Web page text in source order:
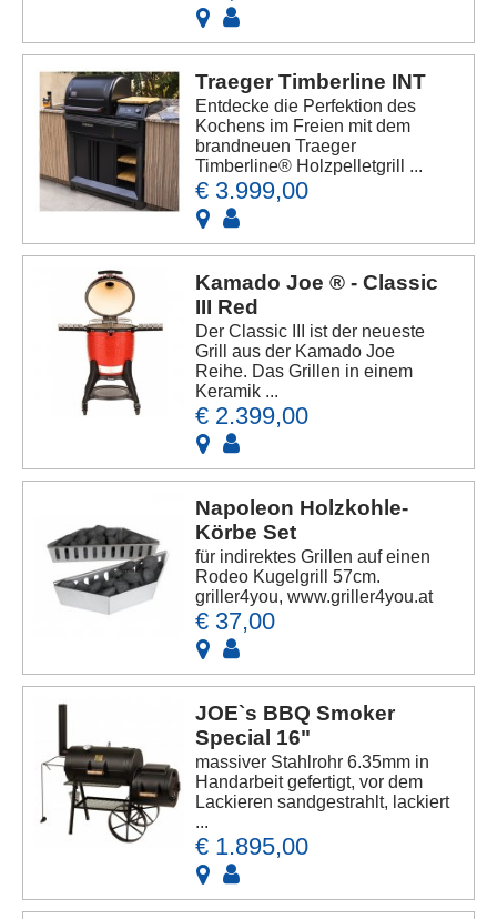
Traeger Timberline INT
Entdecke die Perfektion des
Kochens im Freien mit dem
brandneuen Traeger
Timberline® Holzpelletgrill ...
€ 3.999,00
Kamado Joe ® - Classic
III Red
Der Classic III ist der neueste
Grill aus der Kamado Joe
Reihe. Das Grillen in einem
Keramik ...
€ 2.399,00
Napoleon Holzkohle-
Körbe Set
für indirektes Grillen auf einen
Rodeo Kugelgrill 57cm.
griller4you, www.griller4you.at
€ 37,00
JOE`s BBQ Smoker
Special 16"
massiver Stahlrohr 6.35mm in
Handarbeit gefertigt, vor dem
Lackieren sandgestrahlt, lackiert
...
€ 1.895,00